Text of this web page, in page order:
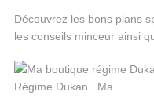
Découvrez les bons plans
les conseils minceur ainsi